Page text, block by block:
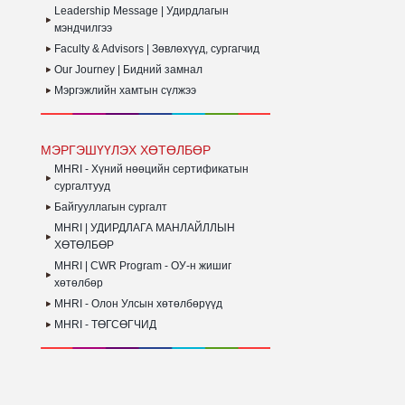
Leadership Message | Удирдлагын
мэндчилгээ
Faculty & Advisors | Зөвлөхүүд, сургагчид
Our Journey | Бидний замнал
Мэргэжлийн хамтын сүлжээ
МЭРГЭШҮҮЛЭХ ХӨТӨЛБӨР
MHRI - Хүний нөөцийн сертификатын
сургалтууд
Байгууллагын сургалт
MHRI | УДИРДЛАГА МАНЛАЙЛЛЫН
ХӨТӨЛБӨР
MHRI | CWR Program - ОУ-н жишиг
хөтөлбөр
MHRI - Олон Улсын хөтөлбөрүүд
MHRI - ТӨГСӨГЧИД